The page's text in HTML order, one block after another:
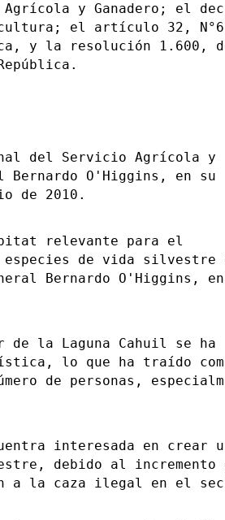
y Ganadero; el
el artículo 32, N°6
y la resolución 1.600,
del Servicio Agrícola y
Bernardo O'Higgins, en su
de 2010.
relevante para el
especies de vida silvestre
Bernardo O'Higgins, en
la Laguna Cahuil se ha
lo que ha traído
de personas,
interesada en crear
debido al incremento
a la caza ilegal en el